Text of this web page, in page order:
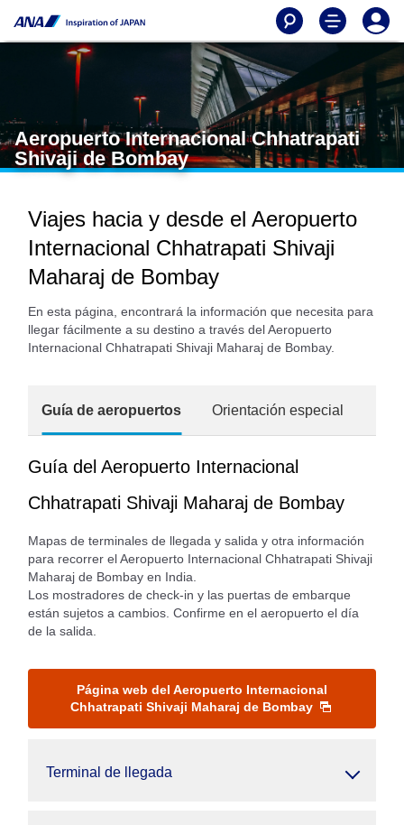
Aeropuerto Internacional Chhatrapati
Shivaji de Bombay
Viajes hacia y desde el Aeropuerto
Internacional Chhatrapati Shivaji
Maharaj de Bombay
En esta página, encontrará la información que necesita para
llegar fácilmente a su destino a través del Aeropuerto
Internacional Chhatrapati Shivaji Maharaj de Bombay.
Guía de aeropuertos Orientación especial
Guía del Aeropuerto Internacional
Chhatrapati Shivaji Maharaj de Bombay
Mapas de terminales de llegada y salida y otra información
para recorrer el Aeropuerto Internacional Chhatrapati Shivaji
Maharaj de Bombay en India.
Los mostradores de check-in y las puertas de embarque
están sujetos a cambios. Confirme en el aeropuerto el día
de la salida.
Página web del Aeropuerto Internacional
Chhatrapati Shivaji Maharaj de Bombay
Terminal de llegada